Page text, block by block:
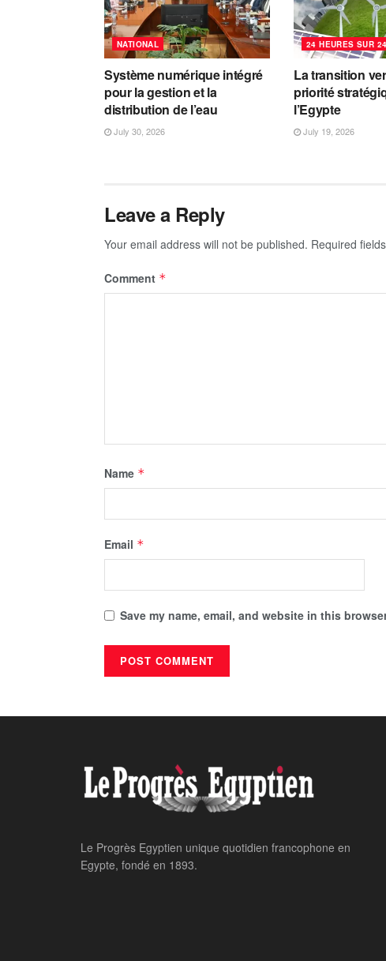
NATIONAL
Système numérique intégré
pour la gestion et la
distribution de l’eau
July 30, 2026
24 HEURES SUR 24
La transition
priorité
l’Egypte
July 19, 2026
Leave a Reply
Your email address will not be published. Required
Comment *
Name *
Email *
Save my name, email, and website in this
National
Boom dans les